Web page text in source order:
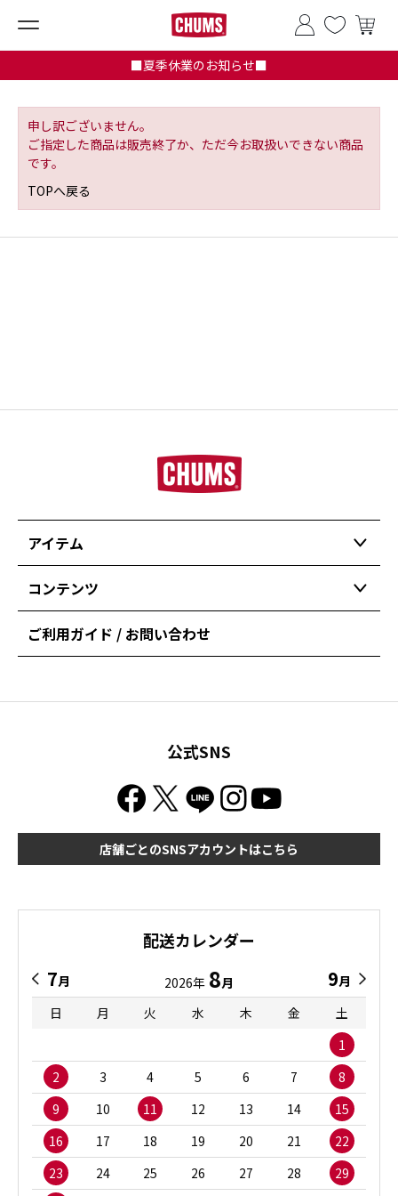
■夏季休業のお知らせ■
申し訳ございません。
ご指定した商品は販売終了か、ただ今お取扱いできない商品
です。
TOPへ戻る
アイテム
コンテンツ
ご利用ガイド / お問い合わせ
公式SNS
店舗ごとのSNSアカウントはこちら
配送カレンダー
7月 2026年 8月 9月
日
月 火 水 木 金
土
1
2
3 4 5 6 7
8
9
10 11 12 13 14
15
16
17 18 19 20 21
22
23
24 25 26 27 28 29